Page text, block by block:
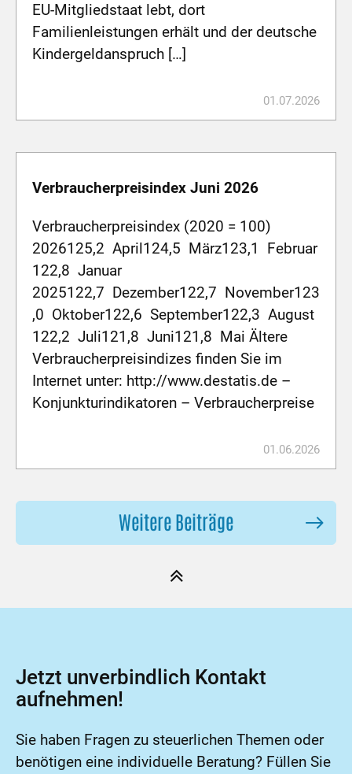
EU-Mitgliedstaat lebt, dort
Familienleistungen erhält und der deutsche
Kindergeldanspruch […]
01.07.2026
Verbraucherpreisindex Juni 2026
Verbraucherpreisindex (2020 = 100)
2026125,2 April124,5 März123,1 Februar
122,8 Januar
2025122,7 Dezember122,7 November123
,0 Oktober122,6 September122,3 August
122,2 Juli121,8 Juni121,8 Mai Ältere
Verbraucherpreisindizes finden Sie im
Internet unter: http://www.destatis.de –
Konjunkturindikatoren – Verbraucherpreise
01.06.2026
Weitere Beiträge
Jetzt unverbindlich Kontakt
aufnehmen!
Sie haben Fragen zu steuerlichen Themen oder
benötigen eine individuelle Beratung? Füllen Sie